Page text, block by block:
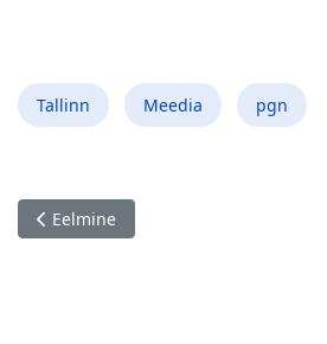
Tallinn Meedia pgn
Eelmine artikkel: In memoriam
Eelmine